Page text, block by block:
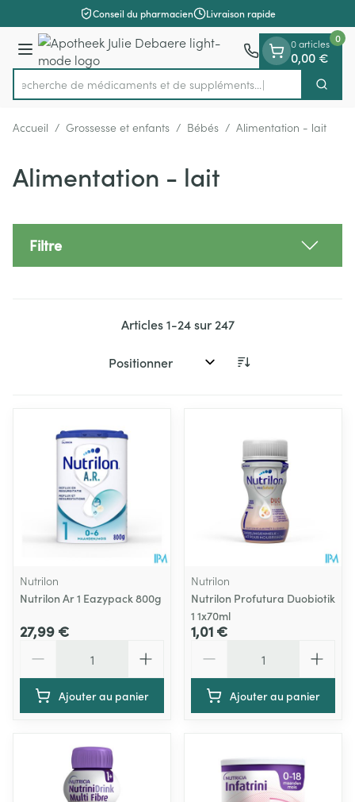
Aller au contenu
1 de 1Conseil du pharmacien Livraison rapide
Menu
Rechercher
Recherche de médicaments e
0 articles
0,00 €
0
Accueil / Grossesse et enfants / Bébés / Alimentation - lait
Alimentation - lait
Filtre
Articles1-24sur 247
Trier par:
Nutrilon
Nutrilon Ar 1 Eazypack 800g
27,99 €
Ajouter au panier
Nutrilon
Nutrilon Profutura Duobiotik
1 1x70ml
1,01 €
Ajouter au panier